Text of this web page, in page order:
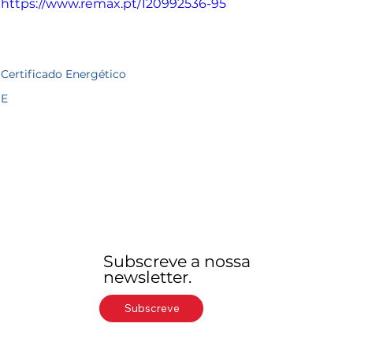
https://www.remax.pt/120992536-95
Certificado Energético
E
Subscreve a nossa
newsletter.
Subscreve